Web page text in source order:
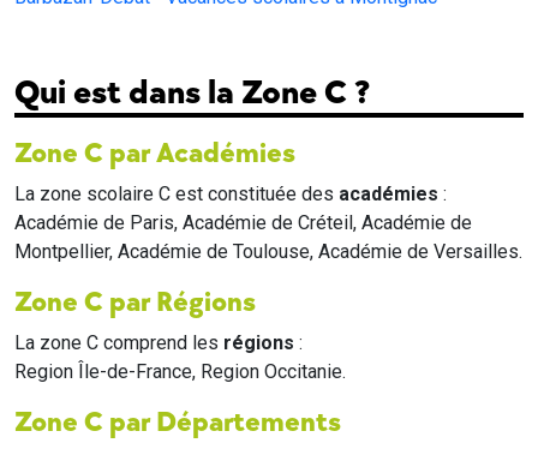
Qui est dans la Zone C ?
Zone C par Académies
La zone scolaire C est constituée des académies :
Académie de Paris, Académie de Créteil, Académie de
Montpellier, Académie de Toulouse, Académie de Versailles.
Zone C par Régions
La zone C comprend les régions :
Region Île-de-France, Region Occitanie.
Zone C par Départements